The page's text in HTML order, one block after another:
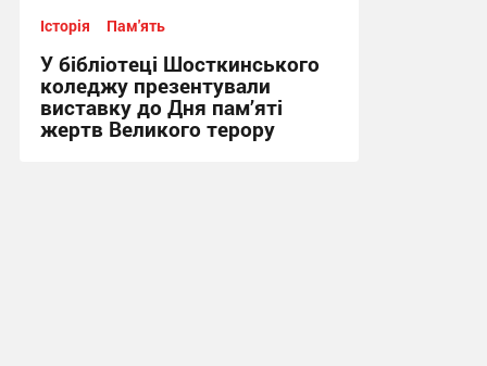
Історія Пам'ять
У бібліотеці Шосткинського
коледжу презентували
виставку до Дня пам’яті
жертв Великого терору